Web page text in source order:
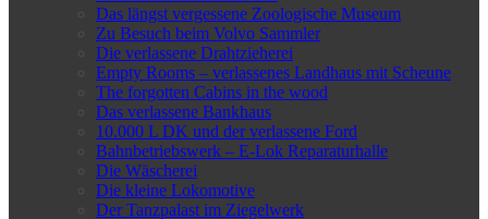
Das längst vergessene Zoologische Museum
Zu Besuch beim Volvo Sammler
Die verlassene Drahtzieherei
Empty Rooms – verlassenes Landhaus mit Scheune
The forgotten Cabins in the wood
Das verlassene Bankhaus
10.000 L DK und der verlassene Ford
Bahnbetriebswerk – E-Lok Reparaturhalle
Die Wäscherei
Die kleine Lokomotive
Der Tanzpalast im Ziegelwerk